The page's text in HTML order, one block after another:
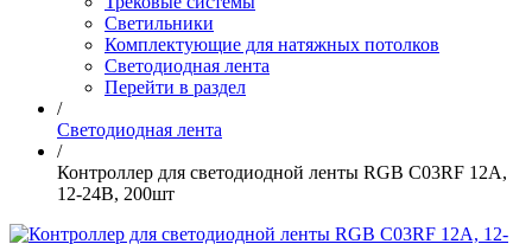
Светильники
Комплектующие для натяжных потолков
Светодиодная лента
Перейти в раздел
/
Светодиодная лента
/
Контроллер для светодиодной ленты RGB C03RF 12A,
12-24В, 200шт